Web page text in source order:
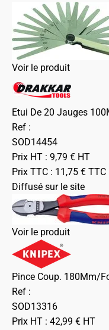
Voir le produit
Etui De 20 Jauges
Ref :
SOD14454
Prix HT : 9,79 € HT
Prix TTC : 11,75 € TTC
Diffusé sur le site
Voir le produit
Pince Coup. 180Mm/
Ref :
SOD13316
Prix HT : 42,99 € HT